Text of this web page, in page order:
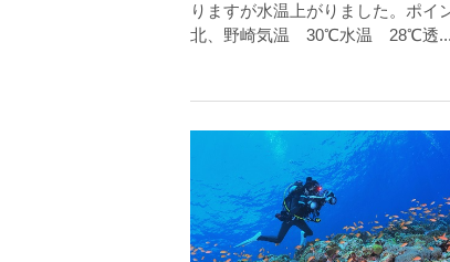
りますが水温上がりました。ポイ
北、野崎気温 30℃水温 28℃透...
承諾しました。